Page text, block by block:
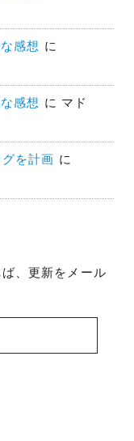
感想 に
感想 に マド
を計画 に
、更新をメール